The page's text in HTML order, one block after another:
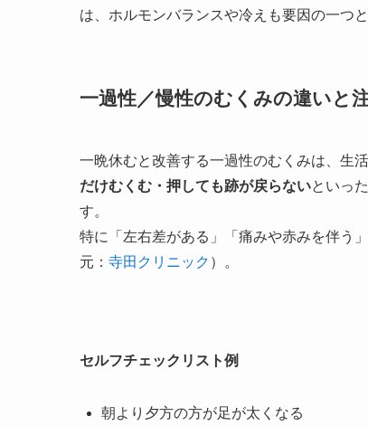
は、ホルモンバランスや冷えも要因の一つ
一過性／慢性のむくみの違いと
一晩休むと改善する一過性のむくみは、生
だけむくむ・押しても跡が戻らないといっ
す。
特に「左右差がある」「痛みや赤みを伴う
元： 寺田クリニック ）。
セルフチェックリスト例
朝より夕方の方が足が太くなる